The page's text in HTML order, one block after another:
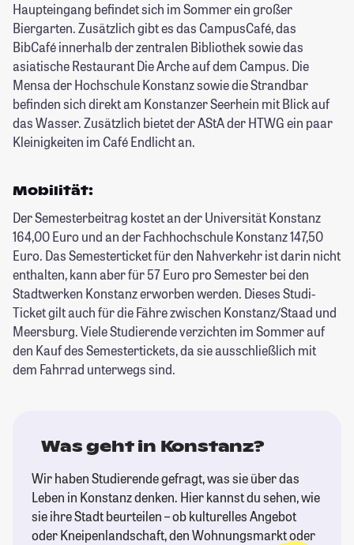
Haupteingang befindet sich im Sommer ein großer
Biergarten. Zusätzlich gibt es das CampusCafé, das
BibCafé innerhalb der zentralen Bibliothek sowie das
asiatische Restaurant Die Arche auf dem Campus. Die
Mensa der Hochschule Konstanz sowie die Strandbar
befinden sich direkt am Konstanzer Seerhein mit Blick auf
das Wasser. Zusätzlich bietet der AStA der HTWG ein paar
Kleinigkeiten im Café Endlicht an.
Mobilität:
Der Semesterbeitrag kostet an der Universität Konstanz
164,00 Euro und an der Fachhochschule Konstanz 147,50
Euro. Das Semesterticket für den Nahverkehr ist darin nicht
enthalten, kann aber für 57 Euro pro Semester bei den
Stadtwerken Konstanz erworben werden. Dieses Studi-
Ticket gilt auch für die Fähre zwischen Konstanz/Staad und
Meersburg. Viele Studierende verzichten im Sommer auf
den Kauf des Semestertickets, da sie ausschließlich mit
dem Fahrrad unterwegs sind.
Was geht in Konstanz?
Wir haben Studierende gefragt, was sie über das
Leben in Konstanz denken. Hier kannst du sehen, wie
sie ihre Stadt beurteilen – ob kulturelles Angebot
oder Kneipenlandschaft, den Wohnungsmarkt oder